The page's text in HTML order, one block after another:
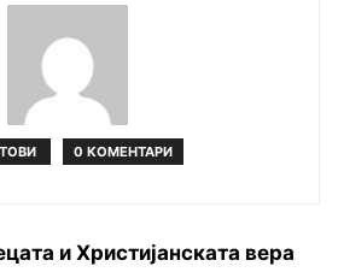
0 КОМЕНТАРИ
и Христијанската вера